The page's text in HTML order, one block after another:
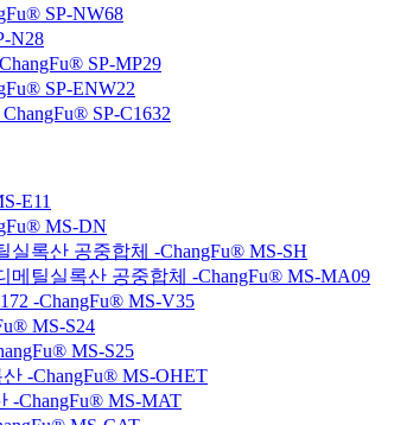
SP-NW68
N28
SP-MP29
SP-ENW22
SP-C1632
E11
MS-DN
록산 공중합체 -ChangFu® MS-SH
틸실록산 공중합체 -ChangFu® MS-MA09
-ChangFu® MS-V35
MS-S24
MS-S25
-ChangFu® MS-OHET
-ChangFu® MS-MAT